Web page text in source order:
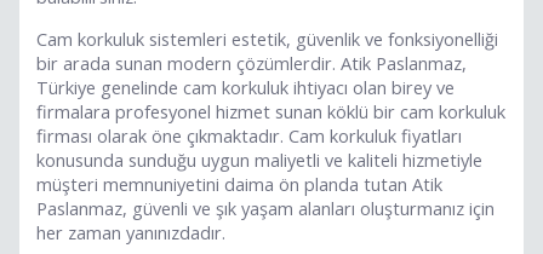
Cam korkuluk sistemleri estetik, güvenlik ve fonksiyonelliği
bir arada sunan modern çözümlerdir. Atik Paslanmaz,
Türkiye genelinde cam korkuluk ihtiyacı olan birey ve
firmalara profesyonel hizmet sunan köklü bir cam korkuluk
firması olarak öne çıkmaktadır. Cam korkuluk fiyatları
konusunda sunduğu uygun maliyetli ve kaliteli hizmetiyle
müşteri memnuniyetini daima ön planda tutan Atik
Paslanmaz, güvenli ve şık yaşam alanları oluşturmanız için
her zaman yanınızdadır.